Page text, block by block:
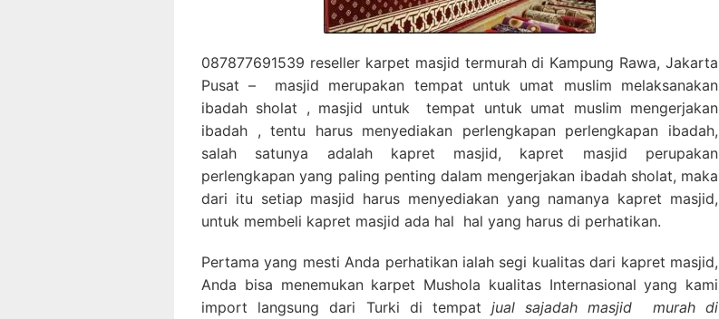
087877691539 reseller karpet masjid termurah di Kampung Rawa, Jakarta
Pusat – masjid merupakan tempat untuk umat muslim melaksanakan
ibadah sholat , masjid untuk tempat untuk umat muslim mengerjakan
ibadah , tentu harus menyediakan perlengkapan perlengkapan ibadah,
salah satunya adalah kapret masjid, kapret masjid perupakan
perlengkapan yang paling penting dalam mengerjakan ibadah sholat, maka
dari itu setiap masjid harus menyediakan yang namanya kapret masjid,
untuk membeli kapret masjid ada hal hal yang harus di perhatikan.
Pertama yang mesti Anda perhatikan ialah segi kualitas dari kapret masjid,
Anda bisa menemukan karpet Mushola kualitas Internasional yang kami
import langsung dari Turki di tempatjual sajadah masjid
murah di